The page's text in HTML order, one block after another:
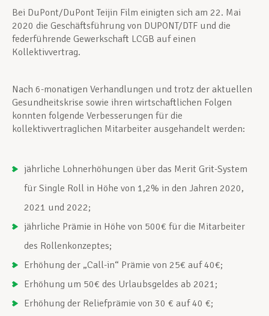
Bei DuPont/DuPont Teijin Film einigten sich am 22. Mai
2020 die Geschäftsführung von DUPONT/DTF und die
federführende Gewerkschaft LCGB auf einen
Kollektivvertrag.
Nach 6-monatigen Verhandlungen und trotz der aktuellen
Gesundheitskrise sowie ihren wirtschaftlichen Folgen
konnten folgende Verbesserungen für die
kollektivvertraglichen Mitarbeiter ausgehandelt werden:
jährliche Lohnerhöhungen über das Merit Grit-System
für Single Roll in Höhe von 1,2% in den Jahren 2020,
2021 und 2022;
jährliche Prämie in Höhe von 500€ für die Mitarbeiter
des Rollenkonzeptes;
Erhöhung der „Call-in“ Prämie von 25€ auf 40€;
Erhöhung um 50€ des Urlaubsgeldes ab 2021;
Erhöhung der Reliefprämie von 30 € auf 40 €;